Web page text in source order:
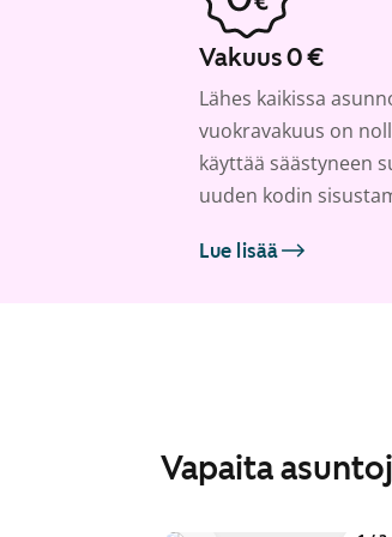
Vakuus 0 €
Lähes kaikissa
vuokravakuus on
käyttää säästyneen
uuden kodin
Lue lisää
Vapaita